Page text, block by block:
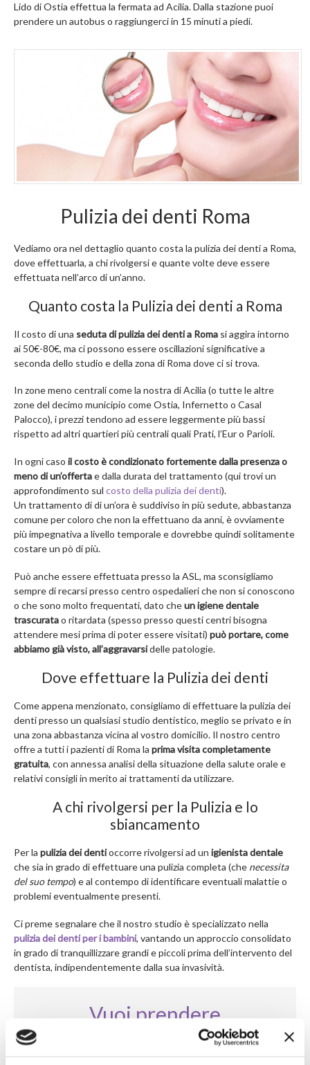
Lido di Ostia effettua la fermata ad Acilia. Dalla stazione puoi
prendere un autobus o raggiungerci in 15 minuti a piedi.
Pulizia dei denti Roma
Vediamo ora nel dettaglio quanto costa la pulizia dei denti a Roma,
dove effettuarla, a chi rivolgersi e quante volte deve essere
effettuata nell’arco di un’anno.
Quanto costa la Pulizia dei denti a Roma
Il costo di una seduta di pulizia dei denti a Roma si aggira intorno
ai 50€-80€, ma ci possono essere oscillazioni significative a
seconda dello studio e della zona di Roma dove ci si trova.
In zone meno centrali come la nostra di Acilia (o tutte le altre
zone del decimo municipio come Ostia, Infernetto o Casal
Palocco), i prezzi tendono ad essere leggermente più bassi
rispetto ad altri quartieri più centrali quali Prati, l’Eur o Parioli.
In ogni caso il costo è condizionato fortemente dalla presenza o
meno di un’offertae dalla durata del trattamento (qui trovi un
approfondimento sul costo della pulizia dei denti).
Un trattamento di di un’ora è suddiviso in più sedute, abbastanza
comune per coloro che non la effettuano da anni, è ovviamente
più impegnativa a livello temporale e dovrebbe quindi solitamente
costare un pò di più.
Può anche essere effettuata presso la ASL, ma sconsigliamo
sempre di recarsi presso centro ospedalieri che non si conoscono
o che sono molto frequentati, dato cheun igiene dentale
trascuratao ritardata (spesso presso questi centri bisogna
attendere mesi prima di poter essere visitati) può portare, come
abbiamo già visto, all’aggravarsidelle patologie.
Dove effettuare la Pulizia dei denti
Come appena menzionato, consigliamo di effettuare la pulizia dei
denti presso un qualsiasi studio dentistico, meglio se privato e in
una zona abbastanza vicina al vostro domicilio. Il nostro centro
offre a tutti i pazienti di Roma la prima visita completamente
gratuita, con annessa analisi della situazione della salute orale e
relativi consigli in merito ai trattamenti da utilizzare.
A chi rivolgersi per la Pulizia e lo
sbiancamento
Per la pulizia dei dentioccorre rivolgersi ad un igienista dentale
che sia in grado di effettuare una pulizia completa (che necessita
del suo tempo) e al contempo di identificare eventuali malattie o
problemi eventualmente presenti.
Ci preme segnalare che il nostro studio è specializzato nella
pulizia dei denti per i bambini, vantando un approccio consolidato
in grado di tranquillizzare grandi e piccoli prima dell’intervento del
dentista, indipendentemente dalla sua invasività.
Vuoi prendere
appuntamento per la